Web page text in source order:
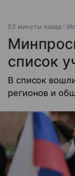
53 минуты назад
список
В список
регионов и